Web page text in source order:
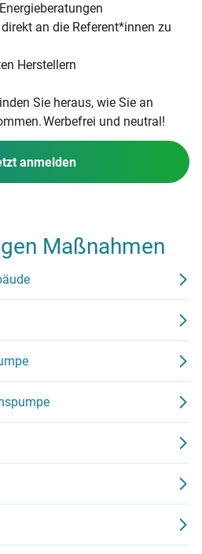
an die Referent*innen zu
Herstellern
Sie heraus, wie Sie an
Werbefrei und neutral!
anmelden
Maßnahmen